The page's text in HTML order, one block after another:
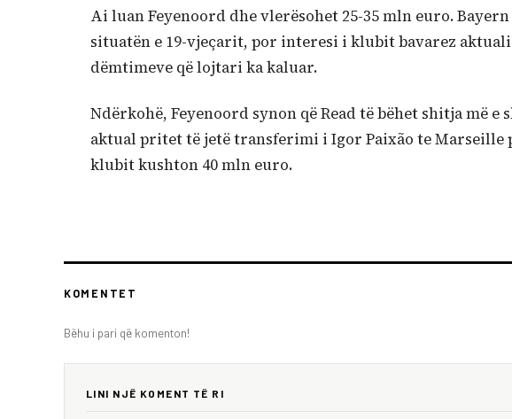
Ai luan Feyenoord dhe vlerësohet 25-35 mln euro.
situatën e 19-vjeçarit, por interesi i klubit bavarez
dëmtimeve që lojtari ka kaluar.
Ndërkohë, Feyenoord synon që Read të bëhet shitja më
aktual pritet të jetë transferimi i Igor Paixão te Marseille
klubit kushton 40 mln euro.
KOMENTET
Bëhu i pari që komenton!
LINI NJË KOMENT TË RI